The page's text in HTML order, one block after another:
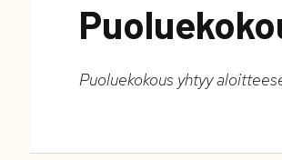
Puoluekokous yhtyy